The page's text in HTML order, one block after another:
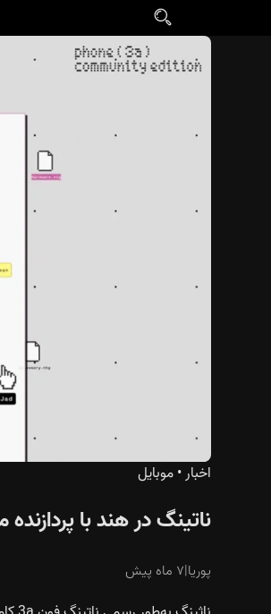
اخبار•موبایل
ناتینگ در هند با
پوریا|۷ ماه پیش